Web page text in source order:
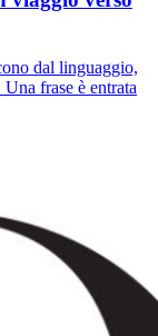
dal linguaggio,
frase è entrata